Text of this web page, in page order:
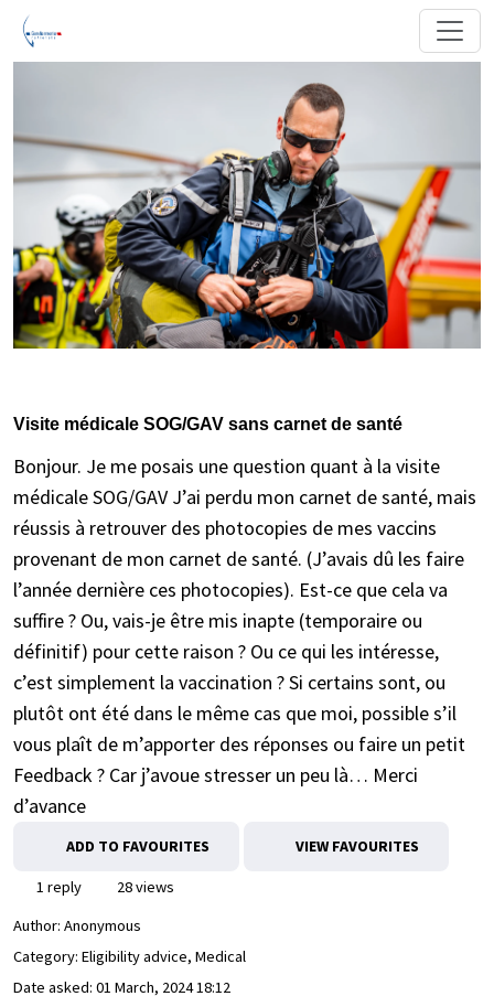
Visite médicale SOG/GAV sans carnet de santé
Bonjour. Je me posais une question quant à la visite
médicale SOG/GAV J’ai perdu mon carnet de santé, mais
réussis à retrouver des photocopies de mes vaccins
provenant de mon carnet de santé. (J’avais dû les faire
l’année dernière ces photocopies). Est-ce que cela va
suffire ? Ou, vais-je être mis inapte (temporaire ou
définitif) pour cette raison ? Ou ce qui les intéresse,
c’est simplement la vaccination ? Si certains sont, ou
plutôt ont été dans le même cas que moi, possible s’il
vous plaît de m’apporter des réponses ou faire un petit
Feedback ? Car j’avoue stresser un peu là… Merci
d’avance
ADD TO FAVOURITES VIEW FAVOURITES
1 reply
28 views
Author: Anonymous
Category: Eligibility advice, Medical
Date asked: 01 March, 2024 18:12